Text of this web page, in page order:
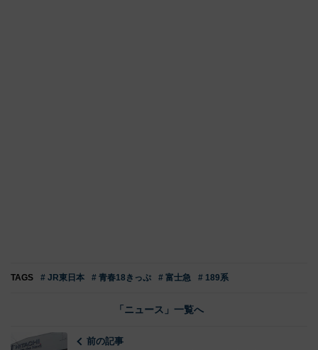
TAGS # JR東日本 # 青春18きっぷ # 富士急 # 189系
「ニュース」一覧へ
前の記事